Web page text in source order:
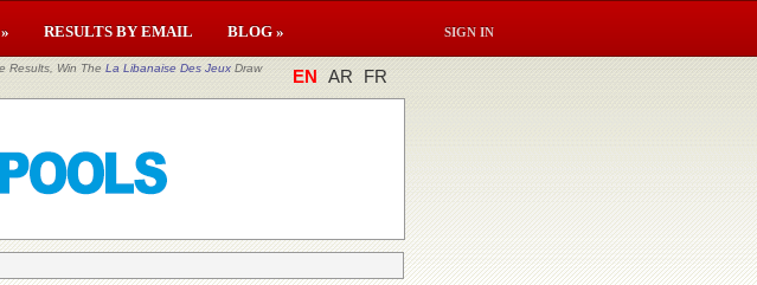
RESULTS BY EMAIL BLOG » SIGN IN
Results, Win The La Libanaise Des Jeux Draw
EN AR FR